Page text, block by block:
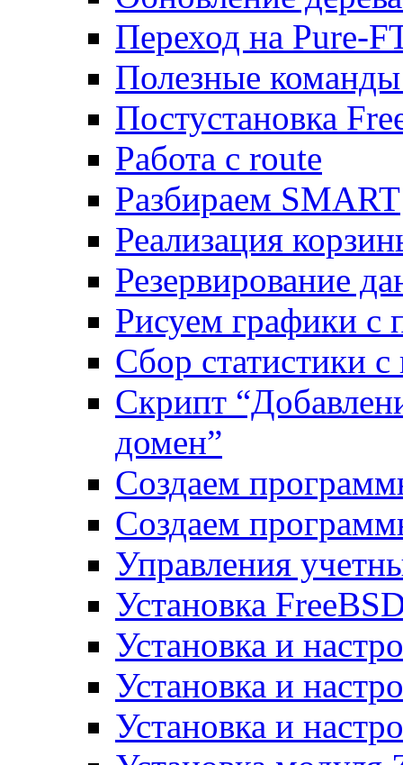
Переход на Pure-
Полезные
Постустановка
Работа с route
Разбираем SMART
Реализация
Резервирование
Рисуем графики
Сбор статистики
Скрипт
домен”
Создаем
Создаем
Управления
Установка
Установка и
Установка и
Установка и